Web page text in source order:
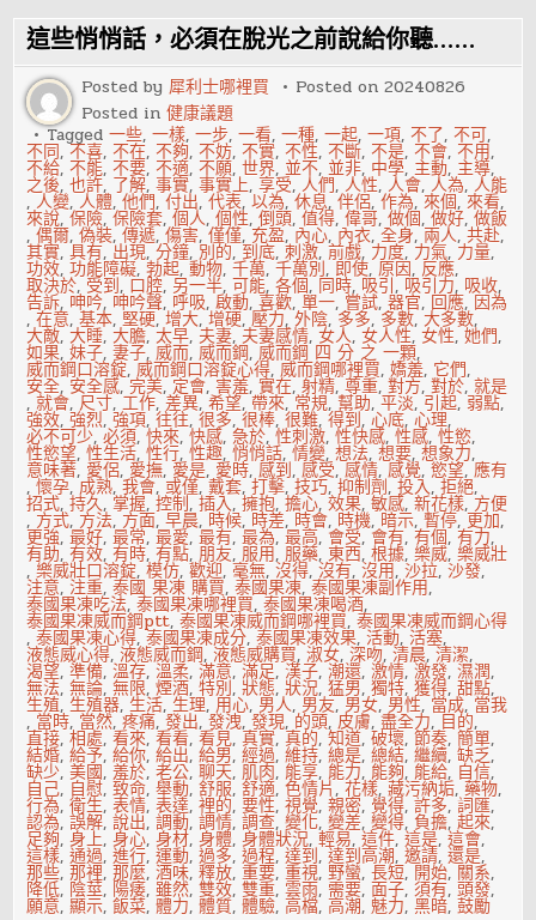
患
者
可
采
取
的
按
摩
方
法
這些悄悄話，必須在脫光之前說給你聽……
Posted by犀利士哪裡買 Posted on20240826
Posted in健康議題
Tagged一些,一樣,一步,一看,一種,一起,一項,不了,不可,
不同,不喜,不在,不夠,不妨,不實,不性,不斷,不是,不會,不用,
不給,不能,不要,不適,不願,世界,並不,並非, 中學,主動,主導,
之後,也許, 了解,事實,事實上,享受,人們,人性,人會,人為,人能
,人變,人體,他們,付出,代表,以為,休息,伴侶,作為,來個,來看,
來說,保險,保險套,個人,個性,倒頭,值得,偉哥,做個,做好,做飯
,偶爾,偽裝,傳遞,傷害,僅僅, 充盈, 內心, 內衣,全身, 兩人,共赴,
其實,具有, 出現,分鐘, 別的, 到底,刺激,前戲, 力度, 力氣, 力量,
功效,功能障礙,勃起,動物,千萬,千萬別, 即使,原因, 反應,
取決於, 受到, 口腔, 另一半,可能,各個, 同時, 吸引, 吸引力, 吸收,
告訴, 呻吟, 呻吟聲, 呼吸,啟動,喜歡,單一, 嘗試,器官, 回應, 因為
,在意,基本,堅硬,增大,增硬,壓力,外陰, 多多, 多數,大多數,
大敵,大睡,大膽,太早, 夫妻, 夫妻感情,女人,女人性,女性,她們,
如果,妹子,妻子,威而,威而鋼,威而鋼 四 分 之 一顆,
威而鋼口溶錠,威而鋼口溶錠心得,威而鋼哪裡買,嬌羞, 它們,
安全, 安全感,完美, 定會,害羞,實在,射精,尊重,對方,對於,就是
,就會, 尺寸,工作,差異,希望,帶來, 常規,幫助,平淡, 引起,弱點,
強效,強烈,強項,往往,很多,很棒,很難,得到,心底,心理,
必不可少,必須,快來,快感,急於,性刺激,性快感,性感,性慾,
性慾望,性生活,性行,性趣,悄悄話,情變,想法,想要,想象力,
意味著, 愛侶, 愛撫, 愛是, 愛時,感到,感受,感情,感覺,慾望,應有
,懷孕, 成熟,我會, 或僅,戴套,打擊,技巧,抑制劑,投入,拒絕,
招式,持久,掌握,控制,插入,擁抱,擔心,效果,敏感,新花樣, 方便
, 方式, 方法, 方面,早晨, 時候, 時差, 時會, 時機, 暗示,暫停, 更加,
更強,最好,最常,最愛,最有,最為,最高, 會受, 會有,有個,有力,
有助,有效,有時,有點,朋友,服用,服藥,東西,根據,樂威,樂威壯
,樂威壯口溶錠,模仿,歡迎,毫無,沒得,沒有,沒用,沙拉,沙發,
注意, 注重,泰國 果凍 購買,泰國果凍,泰國果凍副作用,
泰國果凍吃法,泰國果凍哪裡買,泰國果凍喝酒,
泰國果凍威而鋼ptt,泰國果凍威而鋼哪裡買,泰國果凍威而鋼心得
,泰國果凍心得,泰國果凍成分,泰國果凍效果,活動,活塞,
液態威心得,液態威而鋼,液態威購買,淑女,深吻,清晨,清潔,
渴望,準備,溫存,溫柔,滿意,滿足,漢子,潮還,激情,激發,濕潤,
無法,無論,無限,煙酒,特別,狀態,狀況,猛男,獨特,獲得,甜點,
生殖,生殖器,生活,生理, 用心, 男人, 男友, 男女, 男性, 當成, 當我
, 當時, 當然,疼痛,發出,發洩,發現, 的頭,皮膚,盡全力, 目的,
直接,相處,看來,看看,看見,真實,真的,知道,破壞,節奏,簡單,
結婚,給予,給你,給出,給男,經過,維持,總是,總結,繼續,缺乏,
缺少,美國,羞於,老公,聊天,肌肉, 能享, 能力, 能夠, 能給, 自信,
自己, 自慰,致命,舉動,舒服,舒適,色情片,花樣,藏污納垢,藥物,
行為,衛生,表情,表達,裡的,要性,視覺,親密, 覺得,許多, 詞匯,
認為,誤解,說出,調動,調情,調查,變化,變差,變得, 負擔,起來,
足夠,身上,身心,身材,身體,身體狀況,輕易,這件,這是,這會,
這樣,通過,進行,運動,過多,過程,達到,達到高潮,邀請,還是,
那些,那裡,那麼,酒味,釋放,重要,重視,野蠻,長短, 開始, 關系,
降低, 陰莖, 陽痿,雖然,雙效,雙重,雲雨, 需要,面子,須有,頭發,
願意,顯示,飯菜,體力,體質,體驗,高檔,高潮, 魅力,黑暗,鼓勵